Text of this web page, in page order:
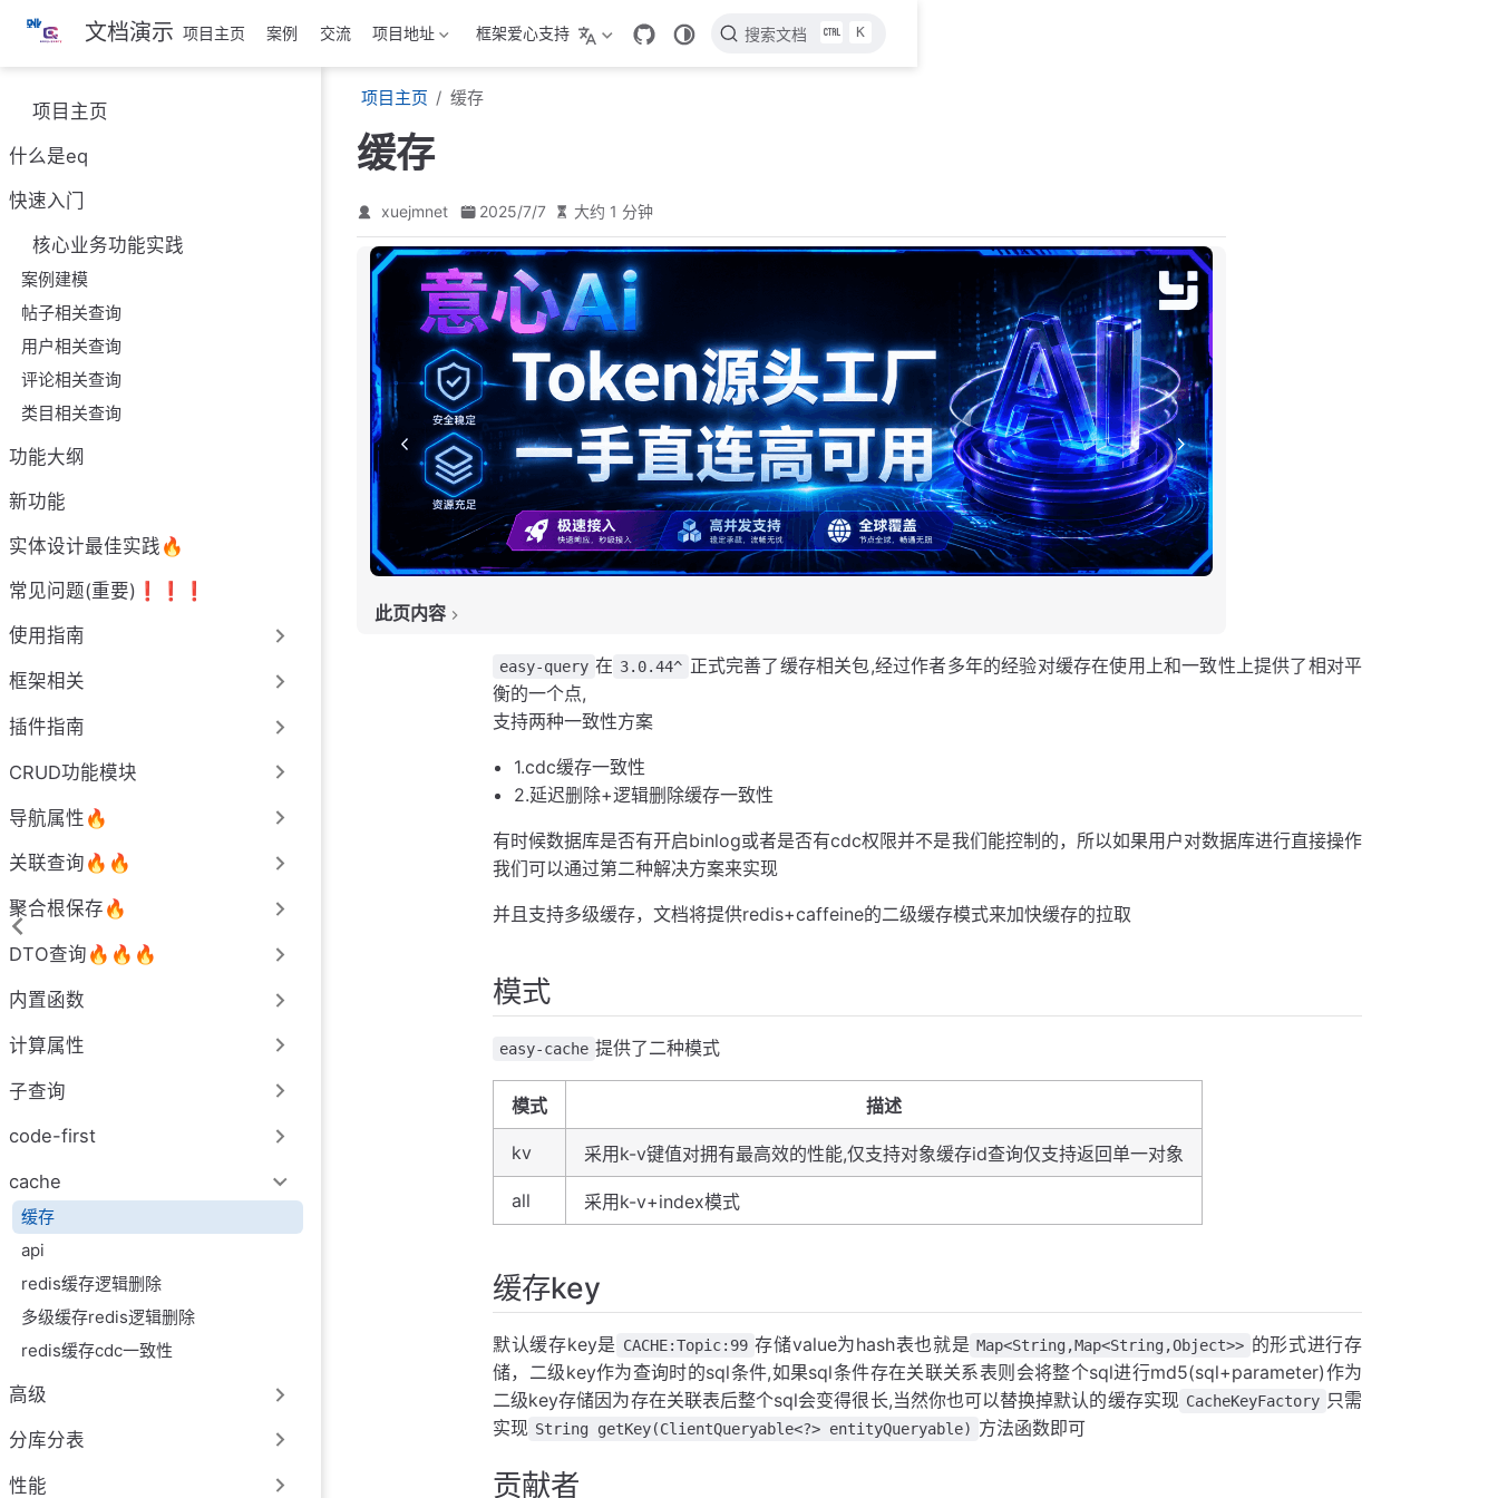
跳
主
內
容
文档演示 项目主页 案例 交流 项目地址 框架爱心支持 搜索文档 K
项目主页
什么是eq
快速入门
核心业务功能实践
案例建模
帖子相关查询
用户相关查询
评论相关查询
类目相关查询
功能大纲
新功能
实体设计最佳实践🔥
常见问题(重要)❗️❗️❗️
使用指南
框架相关
插件指南
CRUD功能模块
导航属性🔥
关联查询🔥🔥
聚合根保存🔥
DTO查询🔥🔥🔥
内置函数
计算属性
子查询
code-first
cache
缓存
api
redis缓存逻辑删除
多级缓存redis逻辑删除
redis缓存cdc一致性
高级
分库分表
性能
项目主页 缓存
缓存
xuejmnet 2025/7/7 大约 1 分钟
此页内容
easy-query 在 3.0.44^ 正式完善了缓存相关包,经过作者多年的经验对缓存在使用上和一致性上提供了相对平
衡的一个点,
支持两种一致性方案
1.cdc缓存一致性
2.延迟删除+逻辑删除缓存一致性
有时候数据库是否有开启binlog或者是否有cdc权限并不是我们能控制的，所以如果用户对数据库进行直接操作
我们可以通过第二种解决方案来实现
并且支持多级缓存，文档将提供redis+caffeine的二级缓存模式来加快缓存的拉取
模式
easy-cache 提供了二种模式
模式 描述
kv 采用k-v键值对拥有最高效的性能,仅支持对象缓存id查询仅支持返回单一对象
all 采用k-v+index模式
缓存key
默认缓存key是 CACHE:Topic:99 存储value为hash表也就是 Map<String,Map<String,Object>> 的形式进行存
储，二级key作为查询时的sql条件,如果sql条件存在关联关系表则会将整个sql进行md5(sql+parameter)作为
二级key存储因为存在关联表后整个sql会变得很长,当然你也可以替换掉默认的缓存实现 CacheKeyFactory 只需
实现 String getKey(ClientQueryable<?> entityQueryable) 方法函数即可
贡献者